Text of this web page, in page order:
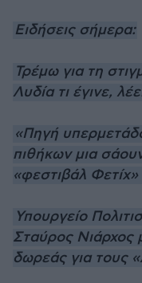
Ειδήσεις σήμερα:
Τρέμω για τη
Λυδία τι έγινε,
«Πηγή
πιθήκων μια
«φεστιβάλ
Υπουργείο
Σταύρος Νιάρχος
δωρεάς για τους